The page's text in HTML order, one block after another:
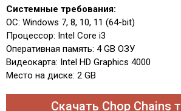
Системные требования:
ОС: Windows 7, 8, 10, 11 (64-bit)
Процессор: Intel Core i3
Оперативная память: 4 GB ОЗУ
Видеокарта: Intel HD Graphics 4000
Место на диске: 2 GB
Скачать Chop Chains